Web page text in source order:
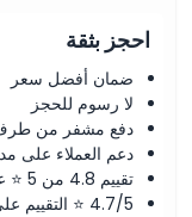
احجز بثقة
ضمان أفضل سعر
لا رسوم للحجز
دفع مشفر من
دعم العملاء على
تقييم 4.8 من 5 ⭐ على ترستبايلوت
4.7/5 ⭐ التقييم على جوجل